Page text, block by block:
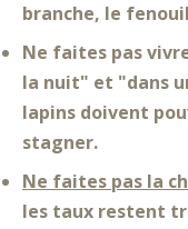
branche, le
Ne faites pas
la nuit" et "dans
lapins doivent
stagner.
Ne faites pas la
les taux restent